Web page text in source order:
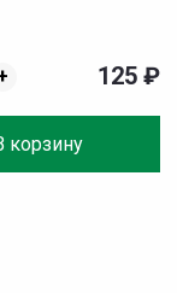
корзину
125 ₽